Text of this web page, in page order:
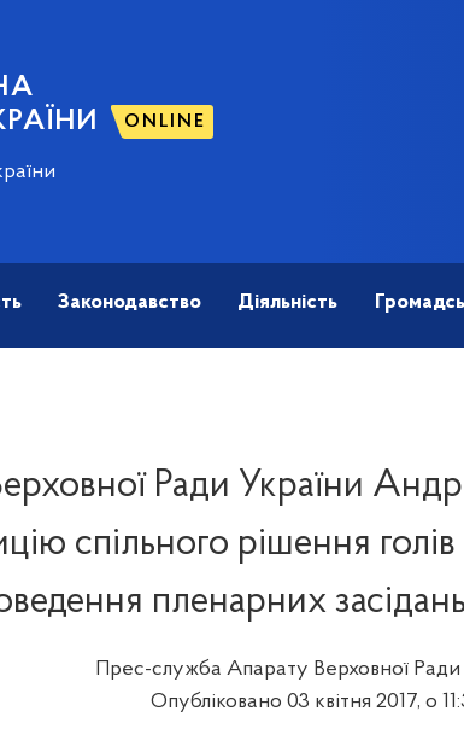
ONLINE
Законодавство Діяльність
Ради України
спільного рішення голів
пленарних
Прес-служба Апарату Верховної Ради
Опубліковано 03 квітня 2017, о